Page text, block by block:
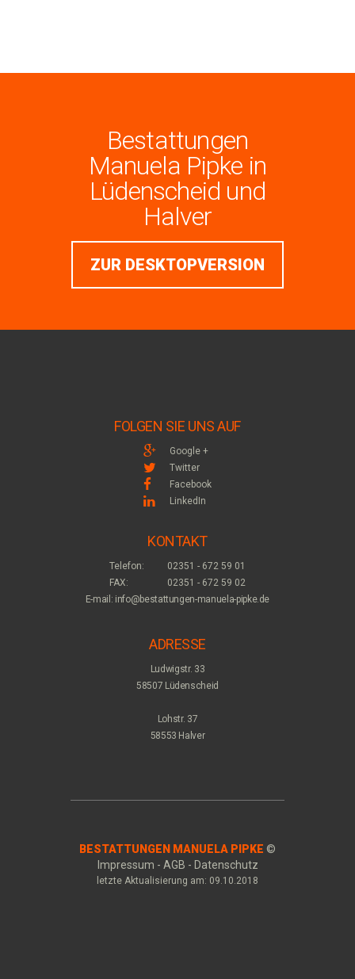
Bestattungen
Manuela Pipke in
Lüdenscheid und
Halver
ZUR DESKTOPVERSION
FOLGEN SIE UNS AUF
Google +
Twitter
Facebook
LinkedIn
KONTAKT
Telefon:
02351 - 672 59 01
FAX:
02351 - 672 59 02
E-mail: info@bestattungen-manuela-pipke.de
ADRESSE
Ludwigstr. 33
58507 Lüdenscheid
Lohstr. 37
58553 Halver
BESTATTUNGEN MANUELA PIPKE ©
Impressum - AGB - Datenschutz
letzte Aktualisierung am: 09.10.2018